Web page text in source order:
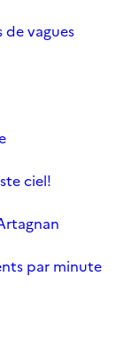
de vagues
ciel!
par minute